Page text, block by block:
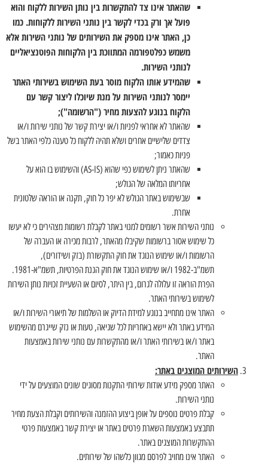
שהאתר אינו צד להתקשרות בין נותן השירות ללקוח והוא
פועל אך ורק בכדי לקשר בין נותני השירות ללקוחות. כמו
כן, האתר אינו מספק את השירותים של נותני השירות אלא
משמש כפלטפורמה המתווכת בין הלקוחות הפוטנציאליים
לנותני השירות.
שהמידע אותו הלקוח מוסר בעת השימוש בשירותי האתר
יימסר לנותני השירות על מנת שיוכלו ליצור קשר עם
הלקוח בנוגע להצעות מחיר ("הרשומה");
שהאתר לא אחראי לפניות ו/או יצירת קשר של נותני שירות ו/או
צדדים שלישיים אחרים ושלא תהיה ללקוח כל טענה כלפי האתר בשל
פניות כאמור;
שהאתר ניתן לשימוש כפי שהוא (AS-IS) והשימוש בו הוא על
אחריותו המלאה של הגולש;
שבשימוש באתר הגולש לא יפר כל חוק, תקנה או הוראה שלטונית
אחרת.
נותני השירות אשר רשומים למנוי באתר לקבלת רשומות מצהירים כי לא יעשו
כל שימוש אסור ברשומות שקיבלו מהאתר, לרבות מכירה או העברה של
הרשומות ו/או שימוש הנוגד את חוק התקשורת (בזק ושידורים),
תשמ"ב-1982 ו/או שימוש הנוגד את חוק הגנת הפרטיות, תשמ"א-1981.
הפרת הוראה זו עלולה לגרום, בין היתר, לסיום או השעיית זכויות נותן השירות
לשימוש בשירותי האתר.
האתר אינו מתחייב בנוגע למידת הדיוק או השלמות של תיאורי השירות ו/או
המידע באתר ולא יישא באחריות לכל שגיאה, טעות או נזק שייגרם מהשימוש
באתר ו/או בשירותי האתר ו/או מהתקשרות עם נותני שירות באמצעות
האתר.
השירותים המוצגים באתר:
האתר מספק מידע אודות שירותי התקנות מסוגים שונים המוצעים על ידי
נותני השירות.
קבלת פרטים נוספים על אופן ביצוע ההזמנה והשירותים וקבלת הצעת מחיר
תתבצע באמצעות השארת פרטים באתר או יצירת קשר באמצעות פרטי
ההתקשרות המוצגים באתר.
האתר אינו מחויב לפרסם מגוון כלשהו של שירותים.